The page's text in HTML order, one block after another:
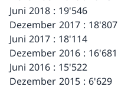
Juni 2018 : 19'546
Dezember 2017 : 18'807
Juni 2017 : 18'114
Dezember 2016 : 16'681
Juni 2016 : 15'522
Dezember 2015 : 6'629